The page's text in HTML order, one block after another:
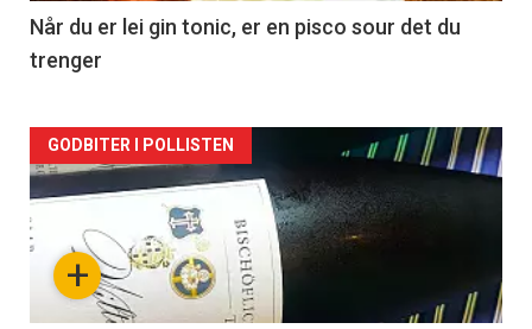
2
Når du er lei gin tonic, er en pisco sour det du
trenger
Forsiden
akkurat
nå+
GODBITER I POLLISTEN